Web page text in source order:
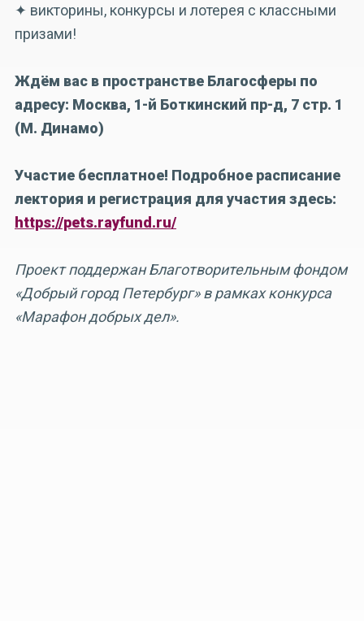
✦ викторины, конкурсы и лотерея с классными
призами!
Ждём вас в пространстве Благосферы по
адресу: Москва, 1-й Боткинский пр-д, 7 стр. 1
(М. Динамо)
Участие бесплатное! Подробное расписание
лектория и регистрация для участия здесь:
https://pets.rayfund.ru/
Проект поддержан Благотворительным фондом
«Добрый город Петербург» в рамках конкурса
«Марафон добрых дел».